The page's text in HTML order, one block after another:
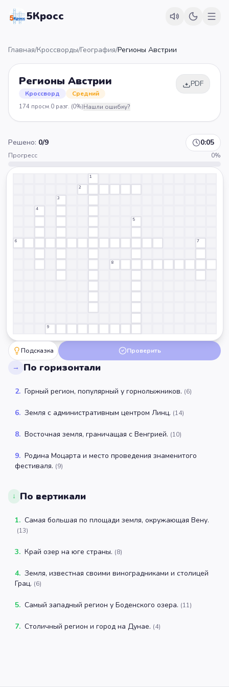
5Кросс
Главная/Кроссворды/География/Регионы Австрии
Регионы Австрии
Кроссворд Средний
PDF
174 просм.0 разг. (0%)Нашли ошибку?
Решено: 0/9 0:06
Прогресс 0%
1
2
3
4
5
6 7
8
9
Подсказка Проверить
→ По горизонтали
2. Горный регион, популярный у горнолыжников. (6)
6. Земля с административным центром Линц. (14)
8. Восточная земля, граничащая с Венгрией. (10)
9. Родина Моцарта и место проведения знаменитого
фестиваля. (9)
↓ По вертикали
1. Самая большая по площади земля, окружающая Вену.
(13)
3. Край озер на юге страны. (8)
4. Земля, известная своими виноградниками и столицей
Грац. (6)
5. Самый западный регион у Боденского озера. (11)
7. Столичный регион и город на Дунае. (4)